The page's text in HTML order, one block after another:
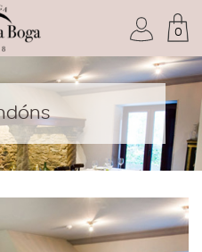
del Club
0